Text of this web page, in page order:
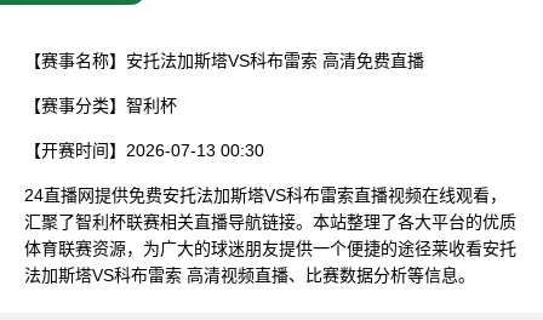
【赛事名称】 安托法加斯塔VS科布雷索 高清免费直播
【赛事分类】 智利杯
【开赛时间】 2026-07-13 00:30
24直播网提供免费安托法加斯塔VS科布雷索直播视频在线观看，
汇聚了智利杯联赛相关直播导航链接。本站整理了各大平台的优质
体育联赛资源，为广大的球迷朋友提供一个便捷的途径莱收看安托
法加斯塔VS科布雷索 高清视频直播、比赛数据分析等信息。